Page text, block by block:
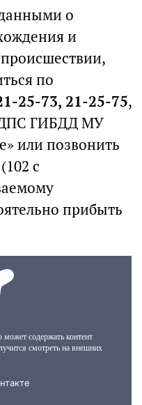
о
и
по
25-73, 21-25-75,
ДПС ГИБДД МУ
или позвонить
(102 с
прибыть